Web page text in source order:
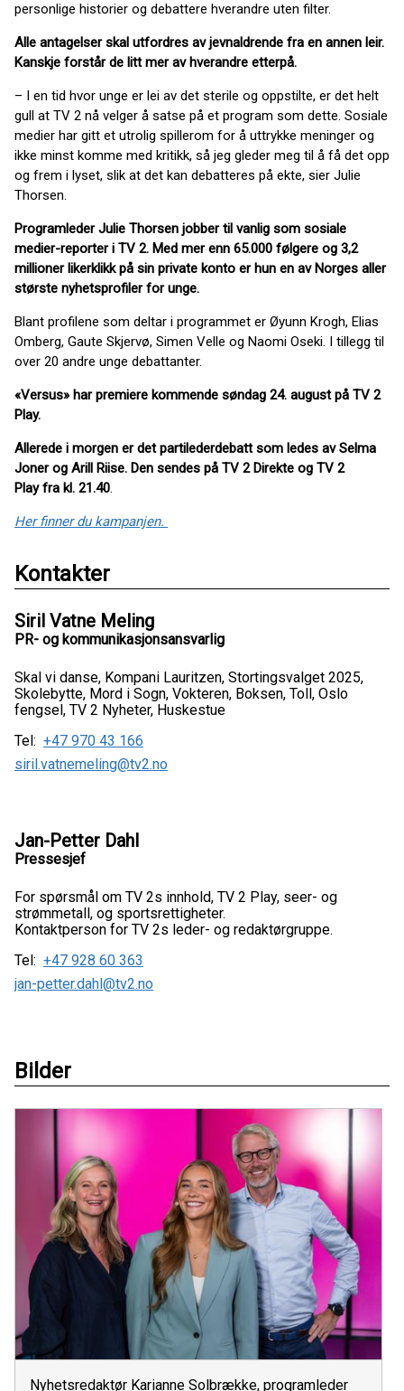
personlige historier og debattere hverandre uten filter.
Alle antagelser skal utfordres av jevnaldrende fra en annen leir.
Kanskje forstår de litt mer av hverandre etterpå.
– I en tid hvor unge er lei av det sterile og oppstilte, er det helt
gull at TV 2 nå velger å satse på et program som dette. Sosiale
medier har gitt et utrolig spillerom for å uttrykke meninger og
ikke minst komme med kritikk, så jeg gleder meg til å få det opp
og frem i lyset, slik at det kan debatteres på ekte, sier Julie
Thorsen.
Programleder Julie Thorsen jobber til vanlig som sosiale
medier-reporter i TV 2. Med mer enn 65.000 følgere og 3,2
millioner likerklikk på sin private konto er hun en av Norges aller
største nyhetsprofiler for unge.
Blant profilene som deltar i programmet er Øyunn Krogh, Elias
Omberg, Gaute Skjervø, Simen Velle og Naomi Oseki. I tillegg til
over 20 andre unge debattanter.
«Versus» har premiere kommende søndag 24. august på TV 2
Play.
Allerede i morgen er det partilederdebatt som ledes av Selma
Joner og Arill Riise. Den sendes på TV 2 Direkte og TV 2
Play fra kl. 21.40.
Her finner du kampanjen.
Kontakter
Siril Vatne Meling
PR- og kommunikasjonsansvarlig
Skal vi danse, Kompani Lauritzen, Stortingsvalget 2025,
Skolebytte, Mord i Sogn, Vokteren, Boksen, Toll, Oslo
fengsel, TV 2 Nyheter, Huskestue
Tel: +47 970 43 166
siril.vatnemeling@tv2.no
Jan-Petter Dahl
Pressesjef
For spørsmål om TV 2s innhold, TV 2 Play, seer- og
strømmetall, og sportsrettigheter.
Kontaktperson for TV 2s leder- og redaktørgruppe.
Tel: +47 928 60 363
jan-petter.dahl@tv2.no
Bilder
Nyhetsredaktør Karianne Solbrække, programleder